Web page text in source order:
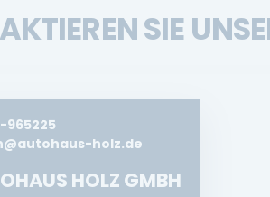
SIE
965225
holz.de
HOLZ GMBH